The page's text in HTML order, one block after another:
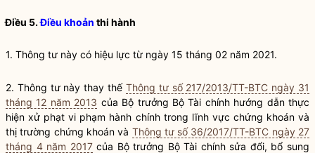
Điều 5.Điều khoản thi hành
1. Thông tư này có hiệu lực từ ngày 15 tháng 02 năm 2021.
2. Thông tư này thay thế Thông tư số 217/2013/TT-BTC ngày 31
tháng 12 năm 2013 của Bộ trưởng Bộ Tài chính hướng dẫn thực
hiệnxử phạt vi phạm hành chínhtrong lĩnh vực chứng khoánvà
thị trường chứng khoánvà Thông tư số 36/2017/TT-BTC ngày 27
tháng 4 năm 2017của Bộ trưởng Bộ Tài chính sửa đổi, bổ sung